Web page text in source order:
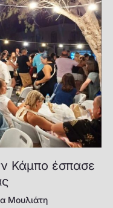
Κάμπο έσπασε
Μουλιάτη